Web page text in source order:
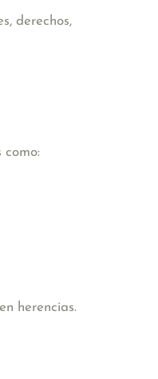
derechos,
como:
herencias.